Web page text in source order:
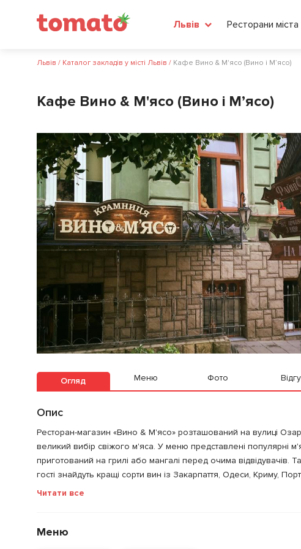
Львів Ресторани міста
Львів / Каталог закладів у місті Львів / Кафе Вино & М'ясо (Вино і М’ясо)
Кафе Вино & М'ясо (Вино і М’ясо)
Огляд Меню Фото
Опис
Ресторан-магазин «Вино & М'ясо» розташований на вулиці
великий вибір свіжого м'яса. У меню представлені популярні
приготований на грилі або мангалі перед очима відвідувачів.
гості знайдуть кращі сорти вин із Закарпаття, Одеси, Криму,
Читати все
Меню